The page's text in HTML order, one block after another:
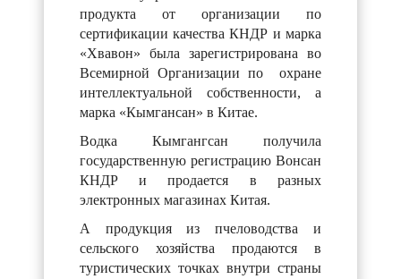
продукта от организации по
сертификации качества КНДР и марка
«Хвавон» была зарегистрирована во
Всемирной Организации по охране
интеллектуальной собственности, а
марка «Кымгансан» в Китае.
Водка Кымгангсан получила
государственную регистрацию Вонсан
КНДР и продается в разных
электронных магазинах Китая.
А продукция из пчеловодства и
сельского хозяйства продаются в
туристических точках внутри страны